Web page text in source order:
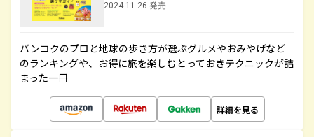
2024.11.26 発売
バンコクのプロと地球の歩き方が選ぶグルメやおみやげなど
のランキングや、お得に旅を楽しむとっておきテクニックが詰
まった一冊
詳細を見る